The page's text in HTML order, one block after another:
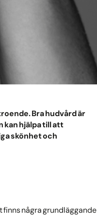
Bra hudvård är
kan hjälpa till att
skönhet och
finns några grundläggande